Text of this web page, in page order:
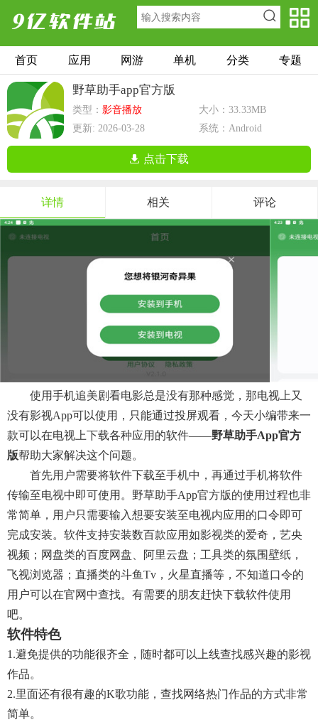
首页 应用 网游 单机 分类 专题
野草助手app官方版
类型： 影音播放
大小：33.33MB
更新: 2026-03-28
系统：Android
点击下载
详情 相关 评论
使用手机追美剧看电影总是没有那种感觉，那电视上又
没有影视app可以使用，只能通过投屏观看，今天小编带来一
款可以在电视上下载各种应用的软件——野草助手app官方
版帮助大家解决这个问题。
首先用户需要将软件下载至手机中，再通过手机将软件
传输至电视中即可使用。野草助手app官方版的使用过程也非
常简单，用户只需要输入想要安装至电视内应用的口令即可
完成安装。软件支持安装数百款应用如影视类的爱奇，艺央
视频；网盘类的百度网盘、阿里云盘；工具类的氛围壁纸，
飞视浏览器；直播类的斗鱼tv，火星直播等，不知道口令的
用户可以在官网中查找。有需要的朋友赶快下载软件使用
吧。
软件特色
1.避免提供的功能很齐全，随时都可以上线查找感兴趣的影视
作品。
2.里面还有很有趣的k歌功能，查找网络热门作品的方式非常
简单。